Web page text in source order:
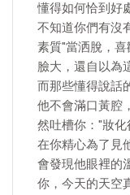
懂得如何恰到好
不知道你們有沒
素質"當洒脫，
臉大，還自以為
而那些懂得說話
他不會滿口黃腔
然吐槽你："妝
在你精心為了見
會發現他眼裡的
你，今天的天空